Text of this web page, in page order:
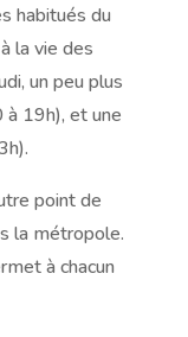
habitués du
la vie des
un peu plus
19h), et une
point de
la métropole.
à chacun